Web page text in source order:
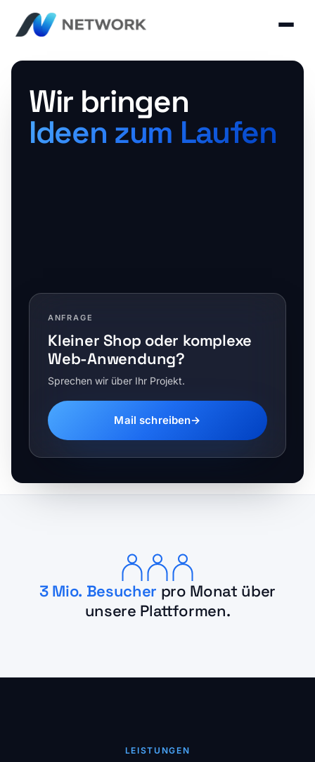
Wir bringen
Ideen zum Laufen
ANFRAGE
Kleiner Shop oder komplexe
Web-Anwendung?
Sprechen wir über Ihr Projekt.
Mail schreiben→
3 Mio. Besucher pro Monat über
unsere Plattformen.
LEISTUNGEN